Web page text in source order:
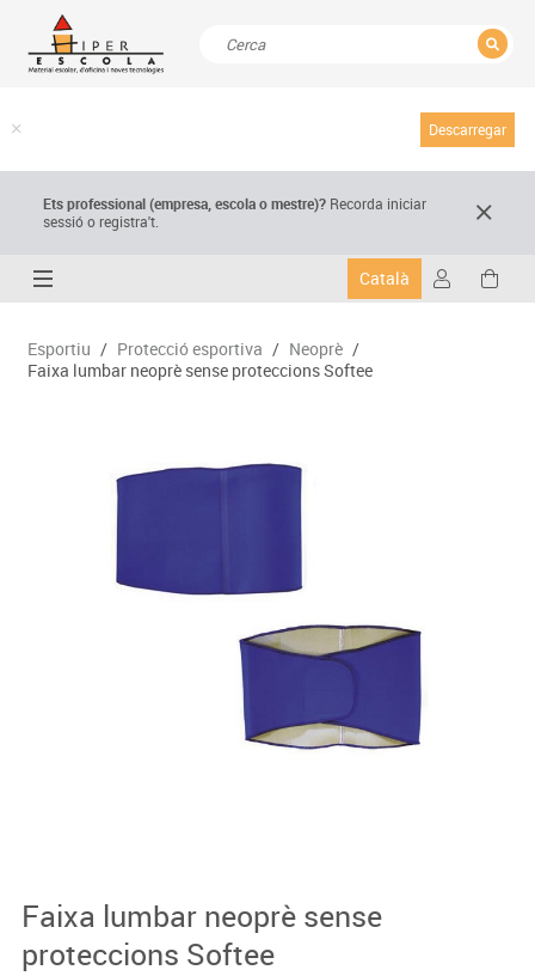
Descarregar
Ets professional (empresa,escola o mestre)? Recorda iniciar
sessió o registra't.
Català
Esportiu / Protecció esportiva / Neoprè /
Faixa lumbar neoprè sense proteccions Softee
Faixa lumbar neoprè sense
proteccions Softee